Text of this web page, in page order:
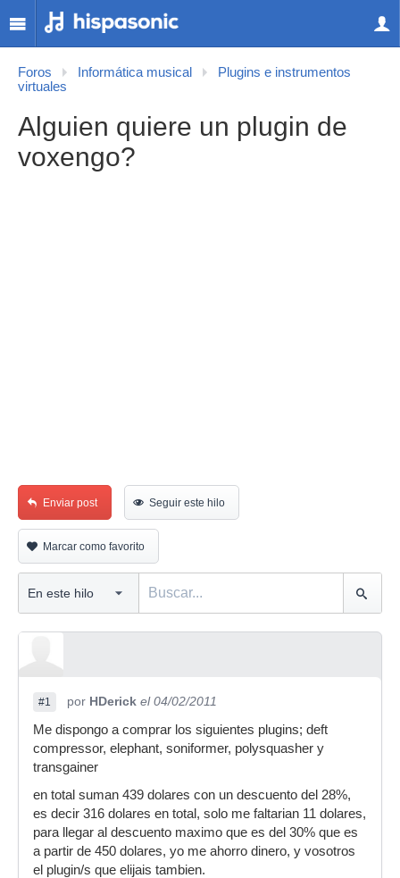
Foros Informática musical
Plugins e instrumentos
virtuales
Alguien quiere un plugin de
voxengo?
Enviar post Seguir este hilo
Marcar como favorito
#1 por HDerick el 04/02/2011
Me dispongo a comprar los siguientes plugins; deft
compressor, elephant, soniformer, polysquasher y
transgainer
en total suman 439 dolares con un descuento del 28%,
es decir 316 dolares en total, solo me faltarian 11 dolares,
para llegar al descuento maximo que es del 30% que es
a partir de 450 dolares, yo me ahorro dinero, y vosotros
el plugin/s que elijais tambien.